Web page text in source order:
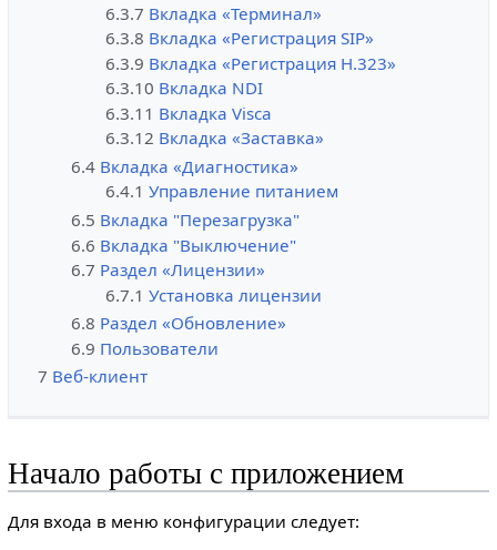
6.3.7 Вкладка «Терминал»
6.3.8 Вкладка «Регистрация SIP»
6.3.9 Вкладка «Регистрация H.323»
6.3.10 Вкладка NDI
6.3.11 Вкладка Visca
6.3.12 Вкладка «Заставка»
6.4 Вкладка «Диагностика»
6.4.1 Управление питанием
6.5 Вкладка "Перезагрузка"
6.6 Вкладка "Выключение"
6.7 Раздел «Лицензии»
6.7.1 Установка лицензии
6.8 Раздел «Обновление»
6.9 Пользователи
7 Веб-клиент
Начало работы с приложением
Для входа в меню конфигурации следует: